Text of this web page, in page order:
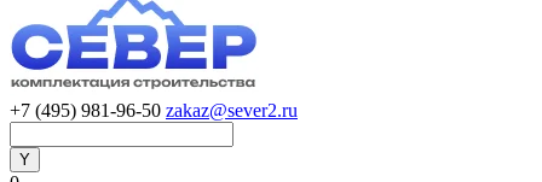
+7 (495) 981-96-50 zakaz@sever2.ru